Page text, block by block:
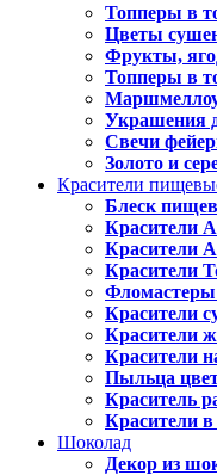
Топперы в
Цветы
Фрукты,
Топперы в
Украшения
Свечи
Золото и
Красители
Блеск
Красители
Красители
Красители
Красители
Красители
Красители
Пыльца
Краситель
Красители в
Шоколад
Декор из